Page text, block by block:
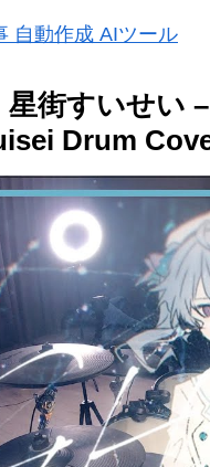
自動作成 AIツール
星街すいせ
Drum